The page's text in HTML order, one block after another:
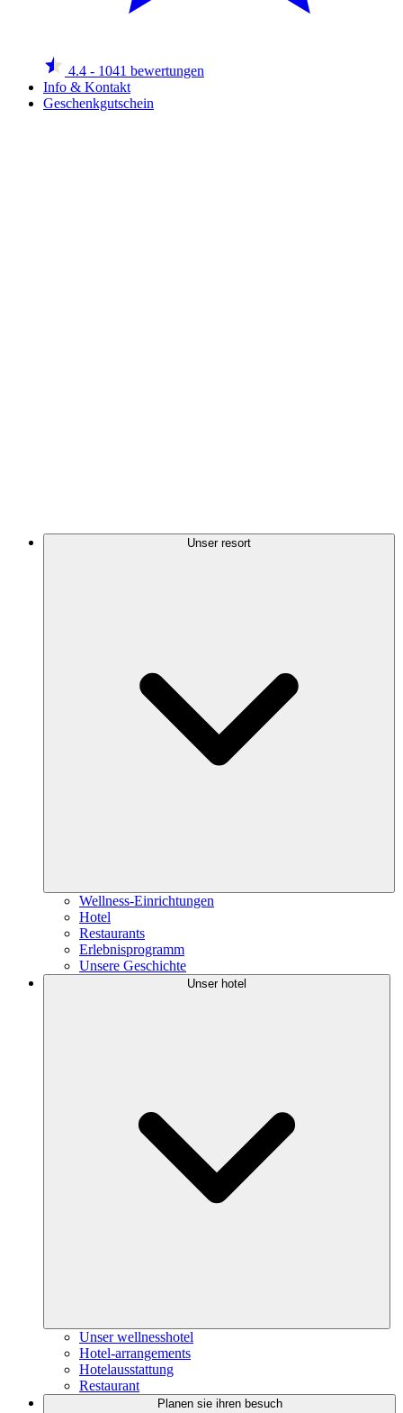
4.4 - 1041 bewertungen
Info & Kontakt
Geschenkgutschein
Unser resort
Wellness-Einrichtungen
Hotel
Restaurants
Erlebnisprogramm
Unsere Geschichte
Unser hotel
Unser wellnesshotel
Hotel-arrangements
Hotelausstattung
Restaurant
Planen sie ihren besuch